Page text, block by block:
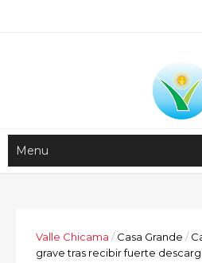
Valle Chicama / Casa Grande /
grave tras recibir fuerte